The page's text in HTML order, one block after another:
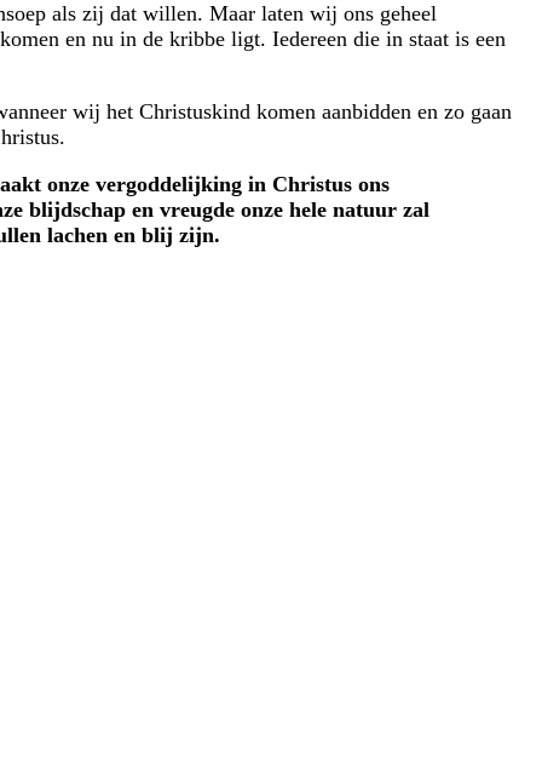
als zij dat willen. Maar laten wij ons geheel
en nu in de kribbe ligt. Iedereen die in staat is een
wij het Christuskind komen aanbidden en zo gaan
onze vergoddelijking in Christus ons
blijdschap en vreugde onze hele natuur zal
lachen en blij zijn.